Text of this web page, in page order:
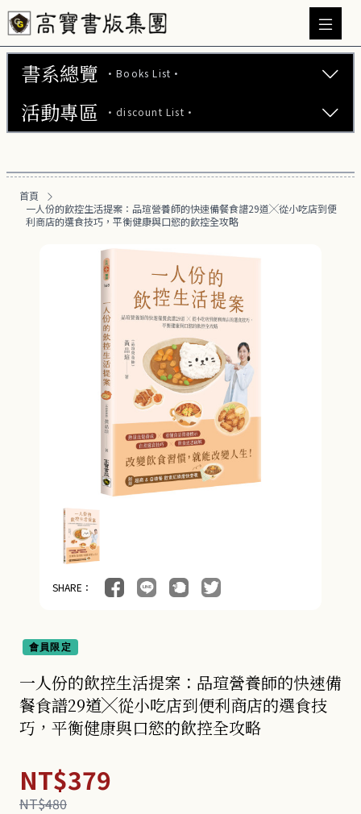
書系總覽 ·Books List·
文學小說 (737)
商業財經 (101)
醫療保健 (54)
親子教養 (14)
人文史哲 (74)
活動專區 ·discount List·
【2本7折】高寶小說系列全圖鑑書展
【66折】高寶小說系列全圖鑑書展
首頁
一人份的飲控生活提案：品瑄營養師的快速備餐食譜29道╳從小吃店到便
利商店的選食技巧，平衡健康與口慾的飲控全攻略
SHARE：
會員限定
一人份的飲控生活提案：品瑄營養師的快速備
餐食譜29道╳從小吃店到便利商店的選食技
巧，平衡健康與口慾的飲控全攻略
NT$379
NT$480